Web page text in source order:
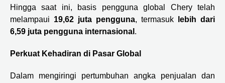
Hingga saat ini, basis pengguna global Chery telah
melampaui 19,62 juta pengguna, termasuk
lebih dari
6,59 juta pengguna internasional .
Perkuat Kehadiran di Pasar Global
Dalam mengiringi pertumbuhan angka penjualan dan